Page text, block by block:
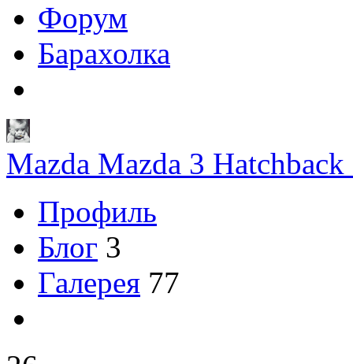
Форум
Барахолка
Mazda Mazda 3
Профиль
Блог 3
Галерея 77